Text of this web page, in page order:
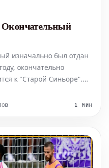
изначально был отдан
окончательно
к "Старой Синьоре".
1 МИН